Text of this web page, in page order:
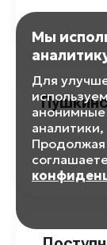
Мы
Для
Продолжая